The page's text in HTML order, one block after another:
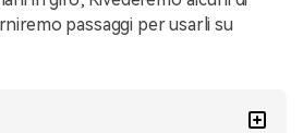
passaggi per usarli su